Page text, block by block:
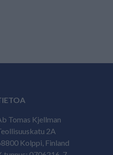
Tomas Kjellman
2A
Kolppi, Finland